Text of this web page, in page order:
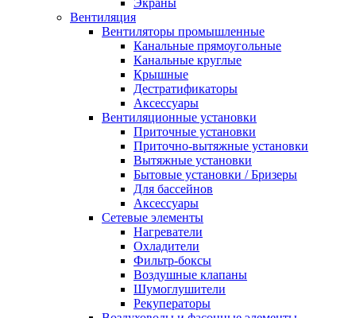
Экраны
Вентиляция
Вентиляторы промышленные
Канальные прямоугольные
Канальные круглые
Крышные
Дестратификаторы
Аксессуары
Вентиляционные установки
Приточные установки
Приточно-вытяжные установки
Вытяжные установки
Бытовые установки / Бризеры
Для бассейнов
Аксессуары
Сетевые элементы
Нагреватели
Охладители
Фильтр-боксы
Воздушные клапаны
Шумоглушители
Рекуператоры